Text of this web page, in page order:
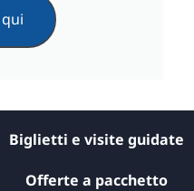
Biglietti e visite guidate
Offerte a pacchetto